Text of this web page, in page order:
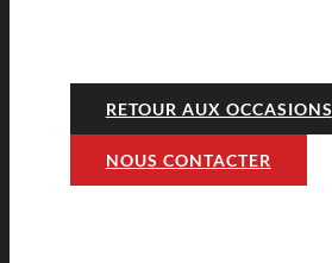
RETOUR AUX OCCASIONS
NOUS CONTACTER